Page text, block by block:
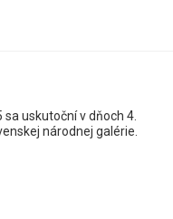
uskutoční v dňoch 4.
národnej galérie.